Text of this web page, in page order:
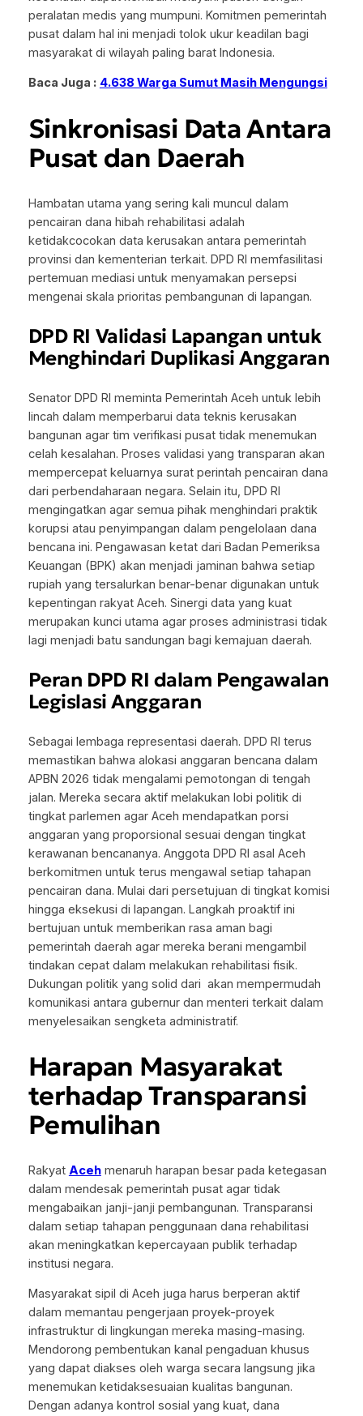
peralatan medis yang mumpuni. Komitmen pemerintah
pusat dalam hal ini menjadi tolok ukur keadilan bagi
masyarakat di wilayah paling barat Indonesia.
Baca Juga : 4.638 Warga Sumut Masih Mengungsi
Sinkronisasi Data Antara
Pusat dan Daerah
Hambatan utama yang sering kali muncul dalam
pencairan dana hibah rehabilitasi adalah
ketidakcocokan data kerusakan antara pemerintah
provinsi dan kementerian terkait. DPD RI memfasilitasi
pertemuan mediasi untuk menyamakan persepsi
mengenai skala prioritas pembangunan di lapangan.
DPD RI Validasi Lapangan untuk
Menghindari Duplikasi Anggaran
Senator DPD RI meminta Pemerintah Aceh untuk lebih
lincah dalam memperbarui data teknis kerusakan
bangunan agar tim verifikasi pusat tidak menemukan
celah kesalahan. Proses validasi yang transparan akan
mempercepat keluarnya surat perintah pencairan dana
dari perbendaharaan negara. Selain itu, DPD RI
mengingatkan agar semua pihak menghindari praktik
korupsi atau penyimpangan dalam pengelolaan dana
bencana ini. Pengawasan ketat dari Badan Pemeriksa
Keuangan (BPK) akan menjadi jaminan bahwa setiap
rupiah yang tersalurkan benar-benar digunakan untuk
kepentingan rakyat Aceh. Sinergi data yang kuat
merupakan kunci utama agar proses administrasi tidak
lagi menjadi batu sandungan bagi kemajuan daerah.
Peran DPD RI dalam Pengawalan
Legislasi Anggaran
Sebagai lembaga representasi daerah. DPD RI terus
memastikan bahwa alokasi anggaran bencana dalam
APBN 2026 tidak mengalami pemotongan di tengah
jalan. Mereka secara aktif melakukan lobi politik di
tingkat parlemen agar Aceh mendapatkan porsi
anggaran yang proporsional sesuai dengan tingkat
kerawanan bencananya. Anggota DPD RI asal Aceh
berkomitmen untuk terus mengawal setiap tahapan
pencairan dana. Mulai dari persetujuan di tingkat komisi
hingga eksekusi di lapangan. Langkah proaktif ini
bertujuan untuk memberikan rasa aman bagi
pemerintah daerah agar mereka berani mengambil
tindakan cepat dalam melakukan rehabilitasi fisik.
Dukungan politik yang solid dari akan mempermudah
komunikasi antara gubernur dan menteri terkait dalam
menyelesaikan sengketa administratif.
Harapan Masyarakat
terhadap Transparansi
Pemulihan
Rakyat Acehmenaruh harapan besar pada ketegasan
dalam mendesak pemerintah pusat agar tidak
mengabaikan janji-janji pembangunan. Transparansi
dalam setiap tahapan penggunaan dana rehabilitasi
akan meningkatkan kepercayaan publik terhadap
institusi negara.
Masyarakat sipil di Aceh juga harus berperan aktif
dalam memantau pengerjaan proyek-proyek
infrastruktur di lingkungan mereka masing-masing.
Mendorong pembentukan kanal pengaduan khusus
yang dapat diakses oleh warga secara langsung jika
menemukan ketidaksesuaian kualitas bangunan.
Dengan adanya kontrol sosial yang kuat, dana